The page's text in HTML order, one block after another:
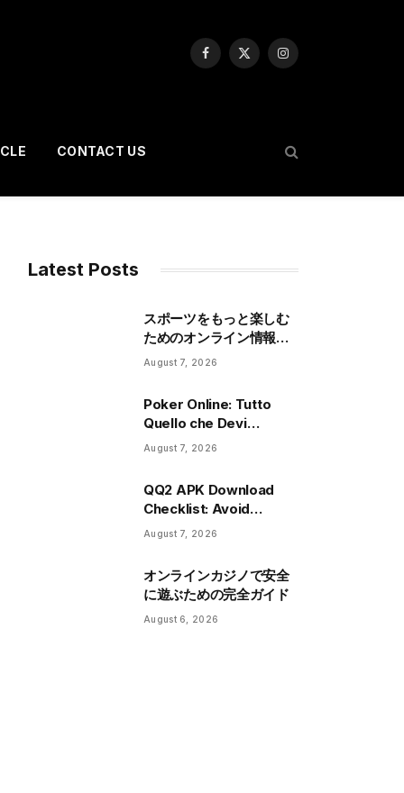
Facebook
X
Instagram
CONTACT US
Latest Posts
スポーツをもっと楽しむ
ためのオンライン情報活
用術
August 7, 2026
Poker Online: Tutto
Quello che Devi
Sapere Prima di
August 7, 2026
QQ2 APK Download
Checklist: Avoid
Common Installation
August 7, 2026
オンラインカジノで安全
に遊ぶための完全ガイド
August 6, 2026